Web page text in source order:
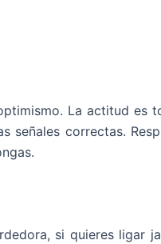
La actitud es
señales correctas.
si quieres ligar